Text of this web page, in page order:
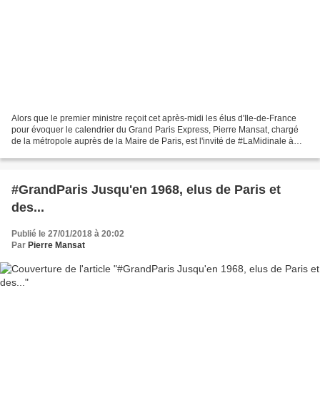
Alors que le premier ministre reçoit cet après-midi les élus d'Ile-de-France
pour évoquer le calendrier du Grand Paris Express, Pierre Mansat, chargé
de la métropole auprès de la Maire de Paris, est l'invité de #LaMidinale à
#GrandParis Jusqu'en 1968, elus de Paris et
des...
Publié le 27/01/2018 à 20:02
Par Pierre Mansat